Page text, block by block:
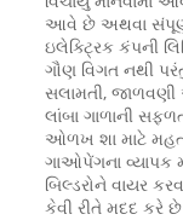
આવે છે અથવા
ઇલેક્ટ્રિક કંપની
ગૌણ વિગત નથી
સલામતી,
લાંબા ગાળાની
ઓળખ શા માટે
ગાઓપેંગના વ્યાપક
બિલ્ડરોને વાયર
કેવી રીતે મદદ કરે